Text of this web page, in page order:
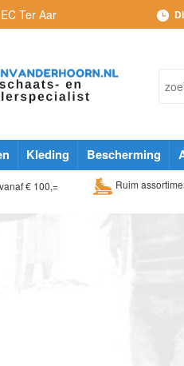
Ter Aar
Kleding Bescherming
€ 100,= Ruim